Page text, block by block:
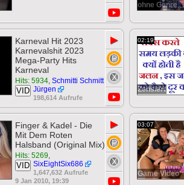
ohne Genre
Karneval Hit 2023
Karnevalshit 2023
Mega-Party Hits
Karneval
Hits: 5934, Schmitti Schmitt
Jürgen
VID
198,614 Aufrufe
▶ 02:19
Zensiert
Finger & Kadel - Die
Mit Dem Roten
Halsband (Original Mix)
Hits: 5269,
SixEightSix686
VID
1,647,632 Aufrufe
9 Jan 2010, 19:39
▶ 03:07
Game Video